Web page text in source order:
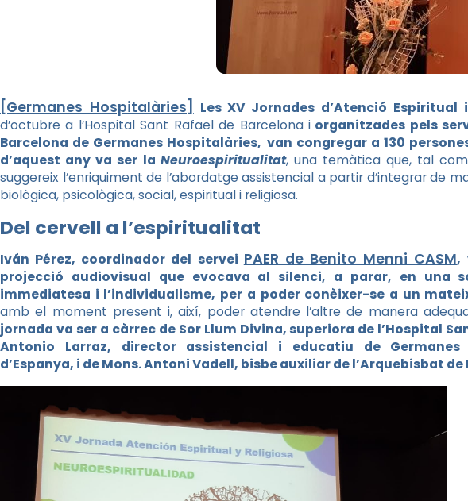
[Germanes Hospitalàries] Les XV Jornades d’Atenció Espiritual
d’octubre a l’Hospital Sant Rafael de Barcelona i organitzades pels
Barcelona de Germanes Hospitalàries, van congregar a 130
d’aquest any va ser la Neuroespiritualitat, una temàtica que, tal
suggereix l’enriquiment de l’abordatge assistencial a partir d’integrar de
biològica, psicològica, social, espiritual i religiosa.
Del cervell a l’espiritualitat
Iván Pérez, coordinador del servei PAER de Benito Menni CASM,
projecció audiovisual que evocava al silenci, a parar, en una
immediatesa i l’individualisme, per a poder conèixer-se a un
amb el moment present i, així, poder atendre l’altre de manera
jornada va ser a càrrec de Sor Llum Divina, superiora de l’Hospital
Antonio Larraz, director assistencial i educatiu de Germanes
d’Espanya, i de Mons. Antoni Vadell, bisbe auxiliar de l’Arquebisbat